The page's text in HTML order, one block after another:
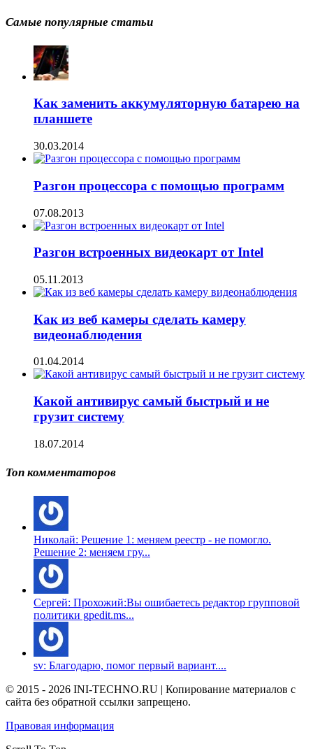
Самые популярные статьи
Как заменить аккумуляторную батарею на
планшете
30.03.2014
Разгон процессора с помощью программ
07.08.2013
Разгон встроенных видеокарт от Intel
05.11.2013
Как из веб камеры сделать камеру
видеонаблюдения
01.04.2014
Какой антивирус самый быстрый и не
грузит систему
18.07.2014
Топ комментаторов
Николай: Решение 1: меняем реестр - не помогло.
Решение 2: меняем гру...
Сергей: Прохожий:Вы ошибаетесь редактор групповой
политики gpedit.ms...
sv: Благодарю, помог первый вариант....
© 2015 - 2026 INI-TECHNO.RU | Копирование материалов с
сайта без обратной ссылки запрещено.
Правовая информация